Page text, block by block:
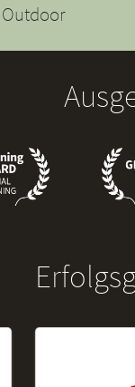
Outdoor